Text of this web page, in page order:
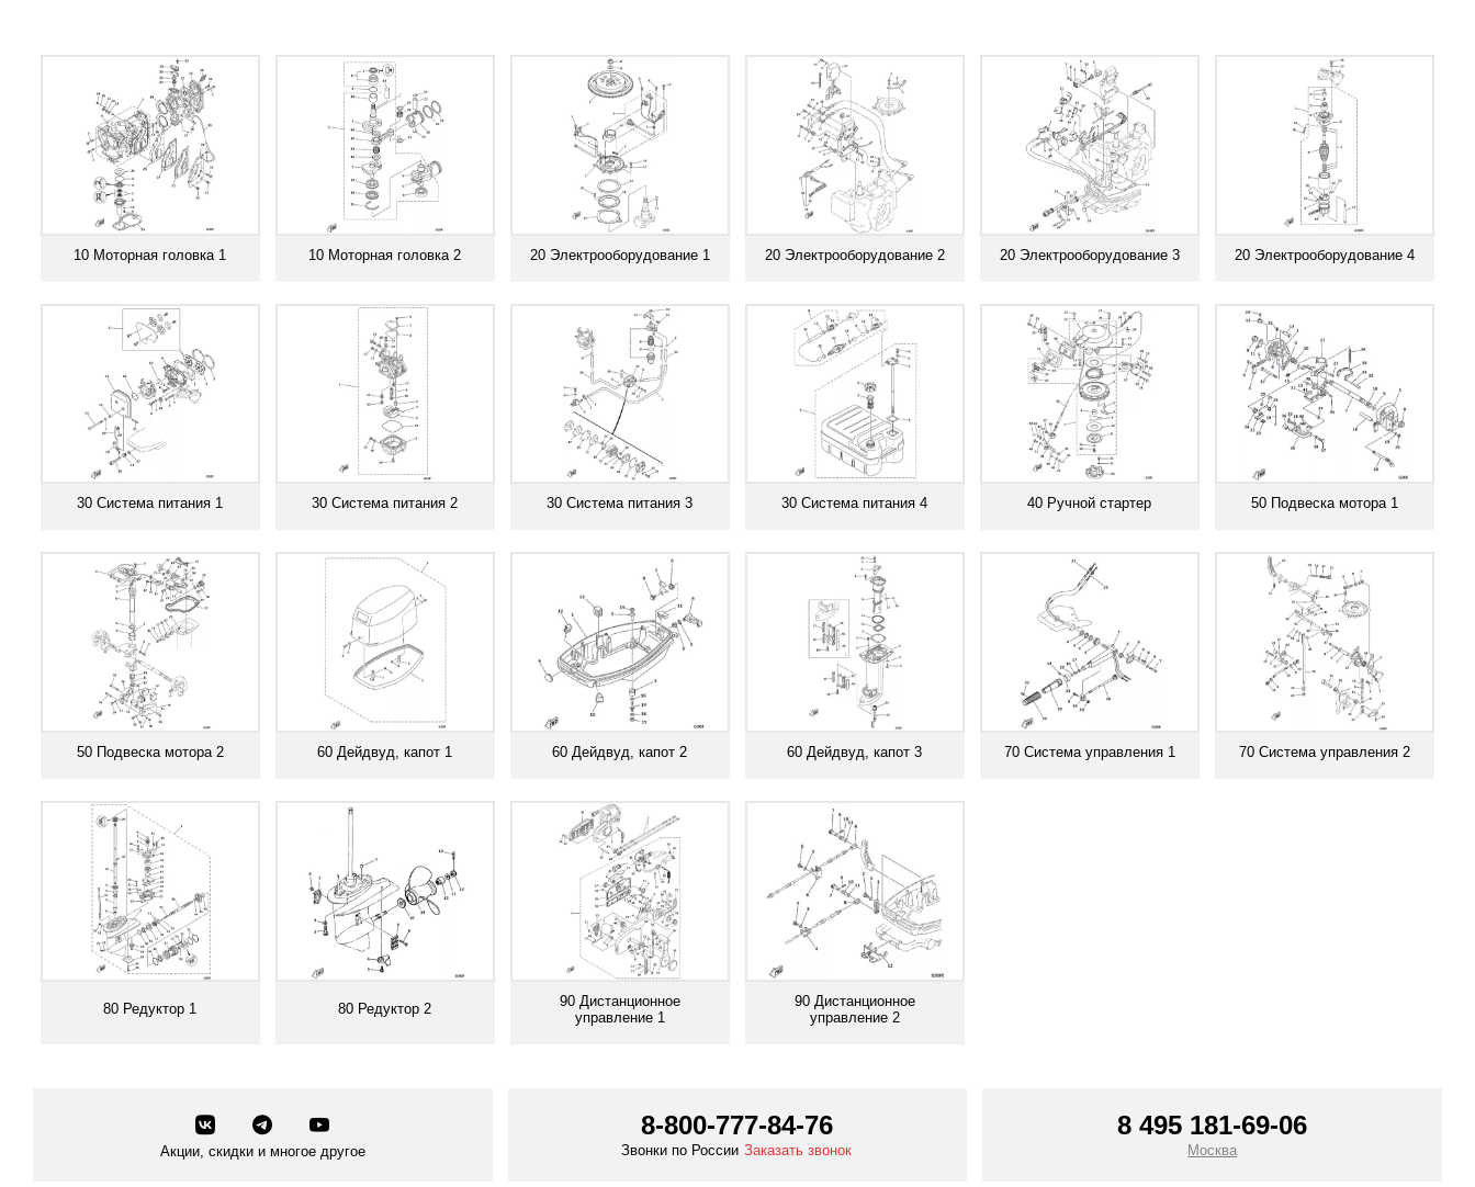
10 Моторная головка 1 10 Моторная головка 2 20 Электрооборудование 1 20 Электрооборудование 2 20 Электрооборудование 3 20 Электрооборудование 4
30 Система питания 1 30 Система питания 2 30 Система питания 3 30 Система питания 4 40 Ручной стартер 50 Подвеска мотора 1
50 Подвеска мотора 2 60 Дейдвуд, капот 1 60 Дейдвуд, капот 2 60 Дейдвуд, капот 3 70 Система управления 1 70 Система управления 2
80 Редуктор 1 80 Редуктор 2
90 Дистанционное
управление 1
90 Дистанционное
управление 2
Акции, скидки и многое другое
8-800-777-84-76
Звонки по России Заказать звонок
8 495 181-69-06
Москва